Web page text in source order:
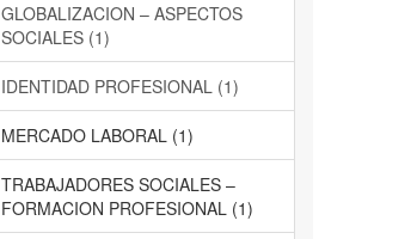
GLOBALIZACION – ASPECTOS
SOCIALES (1)
IDENTIDAD PROFESIONAL (1)
MERCADO LABORAL (1)
TRABAJADORES SOCIALES –
FORMACION PROFESIONAL (1)